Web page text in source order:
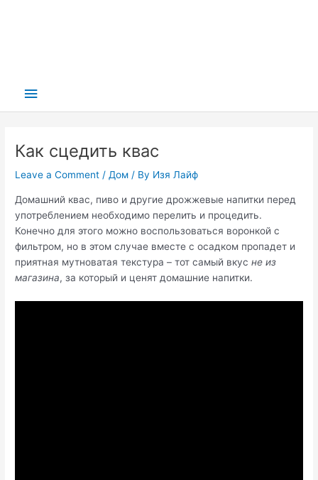
Main
Как сцедить квас
Leave a Comment /Дом / By Изя Лайф
Домашний квас, пиво и другие дрожжевые напитки перед
употреблением необходимо перелить и процедить.
Конечно для этого можно воспользоваться воронкой с
фильтром, но в этом случае вместе с осадком пропадет и
приятная мутноватая текстура – тот самый вкусне из
магазина, за который и ценят домашние напитки.